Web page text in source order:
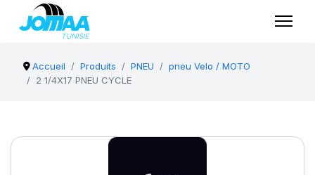
Accueil Produits PNEU
pneu Velo / MOTO
2 1/4X17 PNEU CYCLE